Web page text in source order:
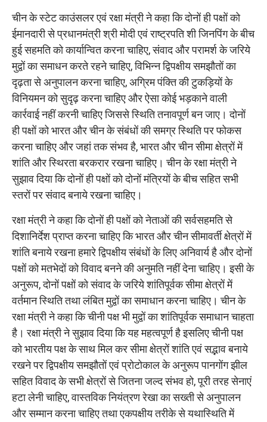
चीन के स्टेट काउंसलर एवं रक्षा मंत्री ने कहा कि दोनों ही पक्षों को
ईमानदारी से प्रधानमंत्री श्री मोदी एवं राष्ट्रपति शी जिनपिंग के बीच
हुई सहमति को कार्यान्वित करना चाहिए, संवाद और परामर्श के जरिये
मुद्वों का समाधन करते रहने चाहिए, विभिन्न द्विपक्षीय समझौतों का
दृढ़ता से अनुपालन करना चाहिए, अग्रिम पंक्ति की टुकड़ियों के
विनियमन को सुदृढ़ करना चाहिए और ऐसा कोई भड़काने वाली
कार्रवाई नहीं करनी चाहिए जिससे स्थिति तनावपूर्ण बन जाए। दोनों
ही पक्षों को भारत और चीन के संबंधों की समग्र स्थिति पर फोकस
करना चाहिए और जहां तक संभव है, भारत और चीन सीमा क्षेत्रों में
शांति और स्थिरता बरकरार रखना चाहिए। चीन के रक्षा मंत्री ने
सुझाव दिया कि दोनों ही पक्षों को दोनों मंत्रियों के बीच सहित सभी
स्तरों पर संवाद बनाये रखना चाहिए।
रक्षा मंत्री ने कहा कि दोनों ही पक्षों को नेताओं की सर्वसहमति से
दिशानिर्देश प्राप्त करना चाहिए कि भारत और चीन सीमावर्ती क्षेत्रों में
शांति बनाये रखना हमारे द्विपक्षीय संबंधों के लिए अनिवार्य है और दोनों
पक्षों को मतभेदों को विवाद बनने की अनुमति नहीं देना चाहिए। इसी के
अनुरूप, दोनों पक्षों को संवाद के जरिये शांतिपूर्वक सीमा क्षेत्रों में
वर्तमान स्थिति तथा लंबित मुद्वों का समाधान करना चाहिए। चीन के
रक्षा मंत्री ने कहा कि चीनी पक्ष भी मुद्वों का शांतिपूर्वक समाधान चाहता
है। रक्षा मंत्री ने सुझाव दिया कि यह महत्वपूर्ण है इसलिए चीनी पक्ष
को भारतीय पक्ष के साथ मिल कर सीमा क्षेत्रों शांति एवं सद्भाव बनाये
रखने पर द्विपक्षीय समझौतों एवं प्रोटोकाल के अनुरूप पानगोंग झील
सहित विवाद के सभी क्षेत्रों से जितना जल्द संभव हो, पूरी तरह सेनाएं
हटा लेनी चाहिए, वास्तविक नियंत्रण रेखा का सख्ती से अनुपालन
और सम्मान करना चाहिए तथा एकपक्षीय तरीके से यथास्थिति में